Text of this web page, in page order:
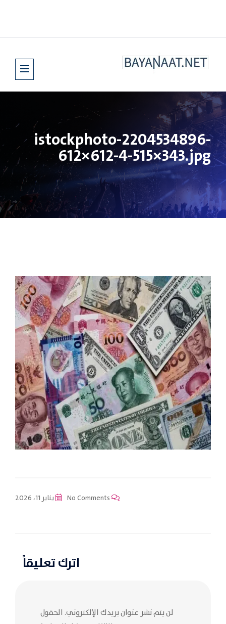
istockphoto-2204534896-
612×612-4-515×343.jpg
يناير 11، 2026
اترك تعليقاً
لن يتم نشر عنوان بريدك الإلكتروني. الحقول